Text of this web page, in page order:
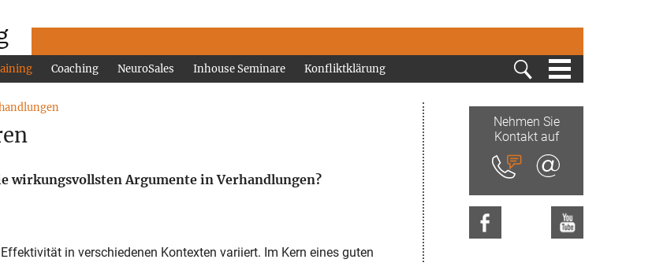
Coaching NeuroSales Inhouse Seminare Konfliktklärung MENÜ
Nehmen Sie
Kontakt auf
wirkungsvollsten Argumente in Verhandlungen?
in verschiedenen Kontexten variiert. Im Kern eines guten